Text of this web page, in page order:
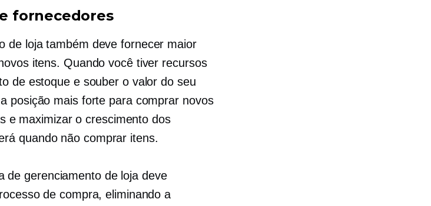
fornecedores
de loja também deve fornecer maior
itens. Quando você tiver recursos
de estoque e souber o valor do seu
posição mais forte para comprar novos
e maximizar o crescimento dos
quando não comprar itens.
de gerenciamento de loja deve
de compra, eliminando a